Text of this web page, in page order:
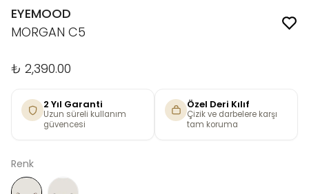
EYEMOOD
MORGAN C5
₺ 2,390.00
2 Yıl Garanti
Uzun süreli kullanım
güvencesi
Özel Deri Kılıf
Çizik ve darbelere karşı
tam koruma
Renk